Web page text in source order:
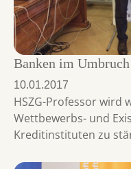
Banken im
10.01.2017
HSZG-Professor wird
Wettbewerbs- und
Kreditinstituten zu